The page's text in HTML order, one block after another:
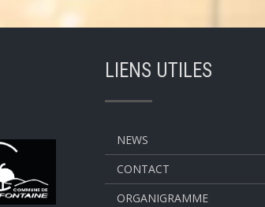
LIENS UTILES
NEWS
CONTACT
ORGANIGRAMME